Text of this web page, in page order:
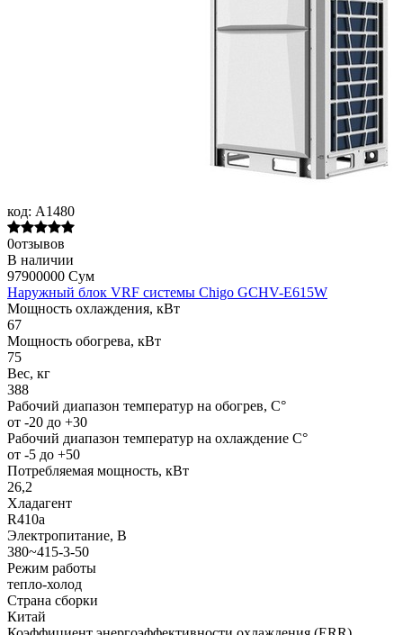
код: A1480
0отзывов
В наличии
97900000 Сум
Наружный блок VRF системы Chigo GCHV-E615W
Мощность охлаждения, кВт
67
Мощность обогрева, кВт
75
Вес, кг
388
Рабочий диапазон температур на обогрев, С°
от -20 до +30
Рабочий диапазон температур на охлаждение С°
от -5 до +50
Потребляемая мощность, кВт
26,2
Хладагент
R410a
Электропитание, В
380~415-3-50
Режим работы
тепло-холод
Страна сборки
Китай